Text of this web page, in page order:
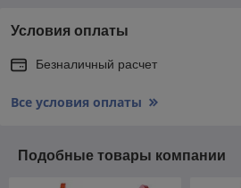
Условия оплаты
Безналичный расчет
Все условия оплаты
Подобные товары компании